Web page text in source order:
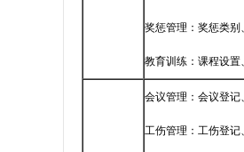
奖惩管理：奖惩类
教育训练：课程设
会议管理：会议登
工伤管理：工伤登